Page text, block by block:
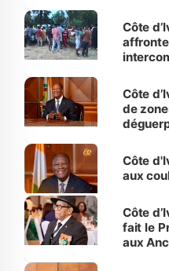
Côte
milieu
Côte
de
l'Etat
vies
Côte
aux
Côte
fait le
aux